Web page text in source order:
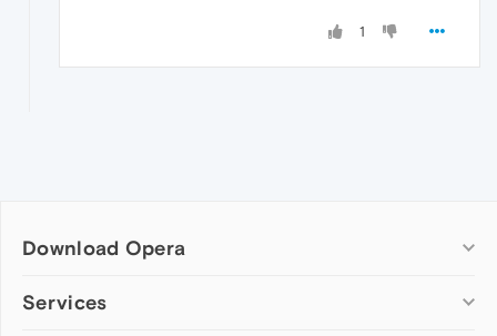
1
Download Opera
Computer browsers
Services